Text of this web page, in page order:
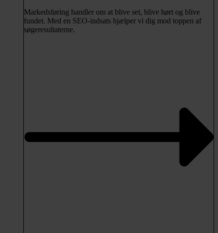
Markedsføring handler om at blive set, blive hørt og blive
fundet. Med en SEO-indsats hjælper vi dig mod toppen af
søgeresultaterne.